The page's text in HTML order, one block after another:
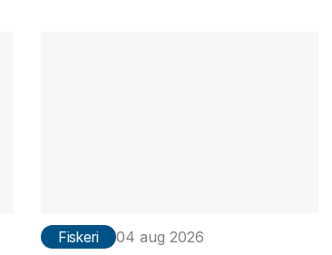
Fiskeri 04 aug 2026